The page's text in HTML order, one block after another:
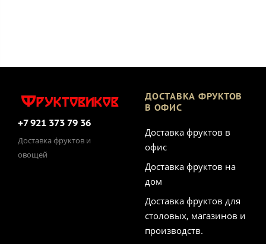
+7 921 373 79 36
Доставка фруктов и
овощей
ДОСТАВКА ФРУКТОВ
В ОФИС
Доставка фруктов в
офис
Доставка фруктов на
дом
Доставка фруктов для
столовых, магазинов и
производств.